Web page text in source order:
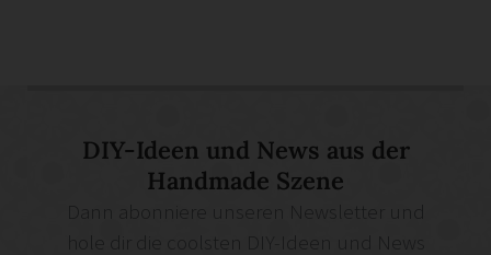
DIY-Ideen und News aus der
Handmade Szene